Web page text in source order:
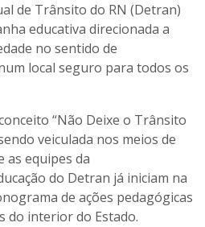
de Trânsito do RN (Detran)
educativa direcionada a
no sentido de
local seguro para todos os
“Não Deixe o Trânsito
veiculada nos meios de
as equipes da
do Detran já iniciam na
de ações pedagógicas
do interior do Estado.